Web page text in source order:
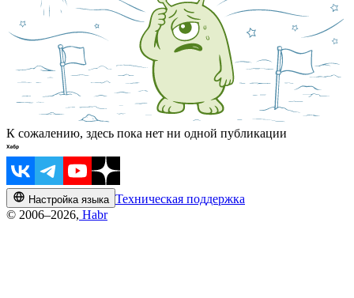
К сожалению, здесь пока нет ни одной публикации
Настройка языка Техническая поддержка
© 2006–2026, Habr